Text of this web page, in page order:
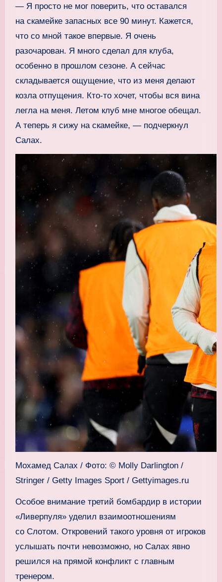
— Я просто не мог поверить, что оставался
на скамейке запасных все 90 минут. Кажется,
что со мной такое впервые. Я очень
разочарован. Я много сделал для клуба,
особенно в прошлом сезоне. А сейчас
складывается ощущение, что из меня делают
козла отпущения. Кто‑то хочет, чтобы вся вина
легла на меня. Летом клуб мне многое обещал.
А теперь я сижу на скамейке, — подчеркнул
Салах.
Мохамед Салах / Фото: © Molly Darlington /
Stringer / Getty Images Sport / Gettyimages.ru
Особое внимание третий бомбардир в истории
«Ливерпуля» уделил взаимоотношениям
со Слотом. Откровений такого уровня от игроков
услышать почти невозможно, но Салах явно
решился на прямой конфликт с главным
тренером.